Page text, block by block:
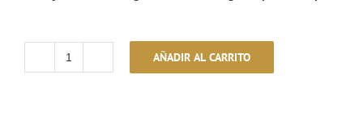
AÑADIR AL CARRITO